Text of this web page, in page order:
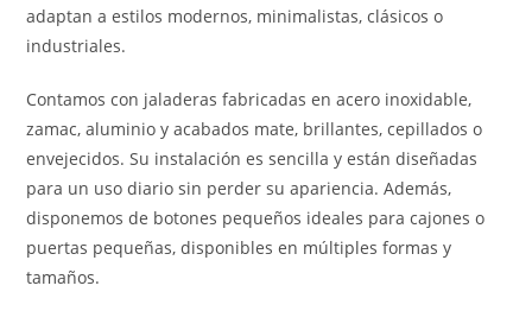
adaptan a estilos modernos, minimalistas, clásicos o
industriales.
Contamos con jaladeras fabricadas en acero inoxidable,
zamac, aluminio y acabados mate, brillantes, cepillados o
envejecidos. Su instalación es sencilla y están diseñadas
para un uso diario sin perder su apariencia. Además,
disponemos de botones pequeños ideales para cajones o
puertas pequeñas, disponibles en múltiples formas y
tamaños.